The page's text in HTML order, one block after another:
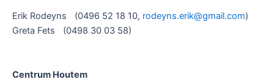
Erik Rodeyns (0496 52 18 10, rodeyns.erik@gmail.com)
Greta Fets (0498 30 03 58)
Centrum Houtem